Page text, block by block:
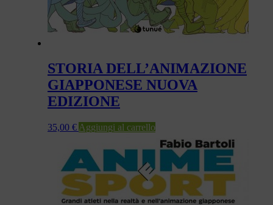
STORIA DELL’ANIMAZIONE
GIAPPONESE NUOVA
EDIZIONE
35,00 € Aggiungi al carrello